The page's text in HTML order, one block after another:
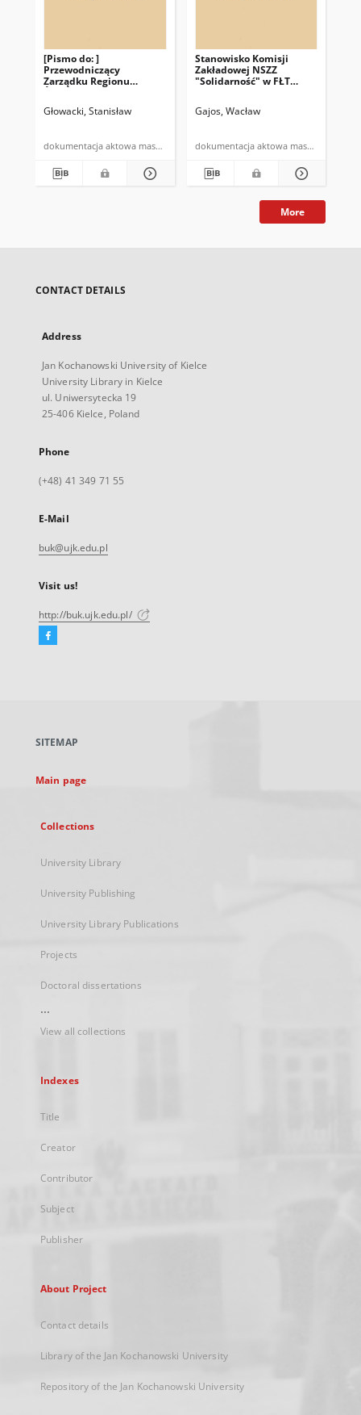
[Pismo do: ]
Przewodniczący
Zarządku Regionu
Waldemar Bartosz
Głowacki, Stanisław
dokumentacja aktowa maszynopis powielony
Stanowisko Komisji
Zakładowej NSZZ
"Solidarność" w FŁT
Gajos, Wacław
dokumentacja aktowa maszynopis
More
CONTACT DETAILS
Address
Jan Kochanowski University of Kielce
University Library in Kielce
ul. Uniwersytecka 19
25-406 Kielce, Poland
Phone
(+48) 41 349 71 55
E-Mail
buk@ujk.edu.pl
Visit us!
http://buk.ujk.edu.pl/
Facebook
new
SITEMAP
Main page
Collections
University Library
University Publishing
University Library Publications
Projects
Doctoral dissertations
...
View all collections
Indexes
Title
Creator
Contributor
Subject
Publisher
About Project
Contact details
Library of the Jan Kochanowski University
Repository of the Jan Kochanowski University